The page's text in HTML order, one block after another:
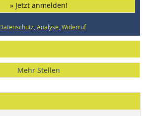
» Jetzt anmelden!
Analyse, Widerruf
Mehr Stellen